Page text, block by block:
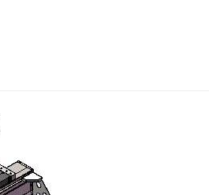
UV-rol-naar-rol-drukmachine